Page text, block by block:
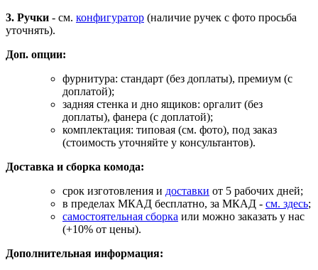
3. Ручки - см. конфигуратор (наличие ручек с фото просьба
уточнять).
Доп. опции:
фурнитура: стандарт (без доплаты), премиум (с
доплатой);
задняя стенка и дно ящиков: оргалит (без
доплаты), фанера (с доплатой);
комплектация: типовая (см. фото), под заказ
(стоимость уточняйте у консультантов).
Доставка и сборка комода:
срок изготовления и доставки от 5 рабочих дней;
в пределах МКАД бесплатно, за МКАД - см. здесь;
самостоятельная сборка или можно заказать у нас
(+10% от цены).
Дополнительная информация: